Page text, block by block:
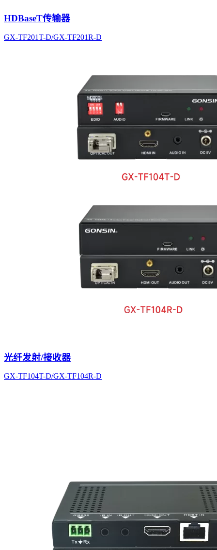
HDBaseT传输器
GX-TF201T-D/GX-TF201R-D
光纤发射/接收器
GX-TF104T-D/GX-TF104R-D